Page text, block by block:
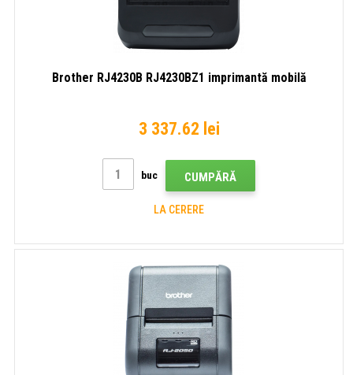
Brother RJ4230B RJ4230BZ1 imprimantă mobilă
3 337.62 lei
buc CUMPĂRĂ
LA CERERE